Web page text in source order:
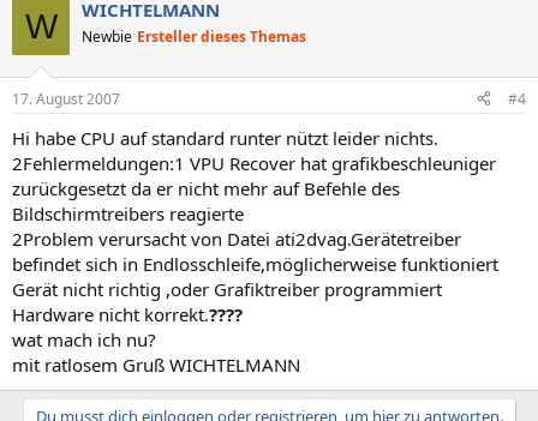
W WICHTELMANN
Newbie Ersteller dieses Themas
17. August 2007 #4
Hi habe CPU auf standard runter nützt leider nichts.
2Fehlermeldungen:1 VPU Recover hat grafikbeschleuniger
zurückgesetzt da er nicht mehr auf Befehle des
Bildschirmtreibers reagierte
2Problem verursacht von Datei ati2dvag.Gerätetreiber
befindet sich in Endlosschleife,möglicherweise funktioniert
Gerät nicht richtig ,oder Grafiktreiber programmiert
Hardware nicht korrekt.????
wat mach ich nu?
mit ratlosem Gruß WICHTELMANN
Du musst dich einloggen oder registrieren, um hier zu antworten.